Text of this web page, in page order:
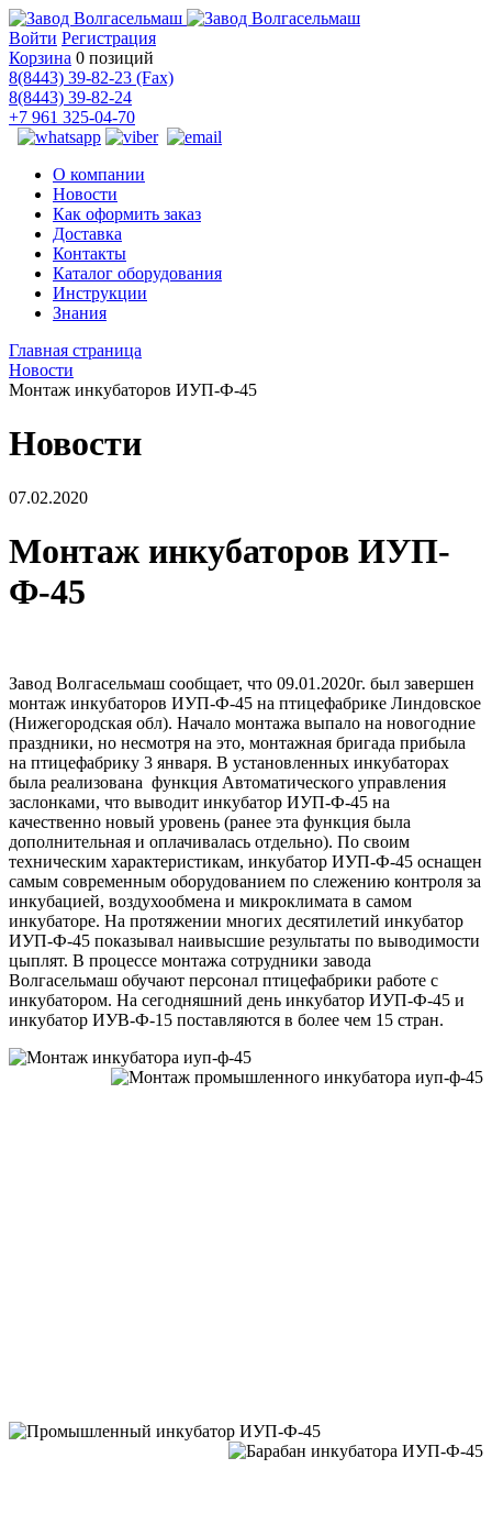
Войти Регистрация
Корзина 0 позиций
8(8443) 39-82-23 (Fax)
8(8443) 39-82-24
+7 961 325-04-70
О компании
Новости
Как оформить заказ
Доставка
Контакты
Каталог оборудования
Инструкции
Знания
Главная страница
Новости
Монтаж инкубаторов ИУП-Ф-45
Новости
07.02.2020
Монтаж инкубаторов ИУП-
Ф-45
Завод Волгасельмаш сообщает, что 09.01.2020г. был завершен
монтаж инкубаторов ИУП-Ф-45 на птицефабрике Линдовское
(Нижегородская обл). Начало монтажа выпало на новогодние
праздники, но несмотря на это, монтажная бригада прибыла
на птицефабрику 3 января. В установленных инкубаторах
была реализована функция Автоматического управления
заслонками, что выводит инкубатор ИУП-Ф-45 на
качественно новый уровень (ранее эта функция была
дополнительная и оплачивалась отдельно). По своим
техническим характеристикам, инкубатор ИУП-Ф-45 оснащен
самым современным оборудованием по слежению контроля за
инкубацией, воздухообмена и микроклимата в самом
инкубаторе. На протяжении многих десятилетий инкубатор
ИУП-Ф-45 показывал наивысшие результаты по выводимости
цыплят. В процессе монтажа сотрудники завода
Волгасельмаш обучают персонал птицефабрики работе с
инкубатором. На сегодняшний день инкубатор ИУП-Ф-45 и
инкубатор ИУВ-Ф-15 поставляются в более чем 15 стран.